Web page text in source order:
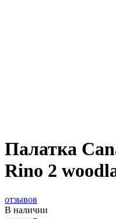
Палатка
Rino 2
отзывов
В наличии